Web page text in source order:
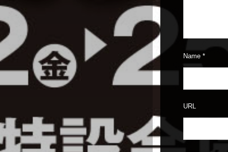
Name *
URL